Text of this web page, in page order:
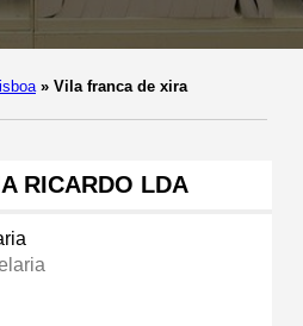
» Vila franca de xira
RICARDO LDA